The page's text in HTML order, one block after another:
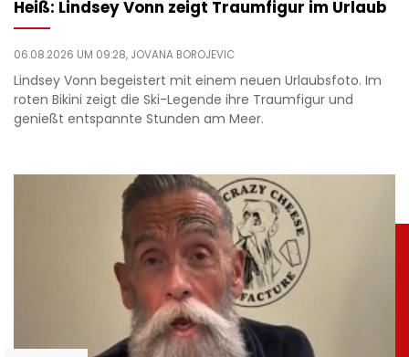
Heiß: Lindsey Vonn zeigt Traumfigur im Urlaub
06.08.2026 UM 09:28, JOVANA BOROJEVIC
Lindsey Vonn begeistert mit einem neuen Urlaubsfoto. Im
roten Bikini zeigt die Ski-Legende ihre Traumfigur und
genießt entspannte Stunden am Meer.